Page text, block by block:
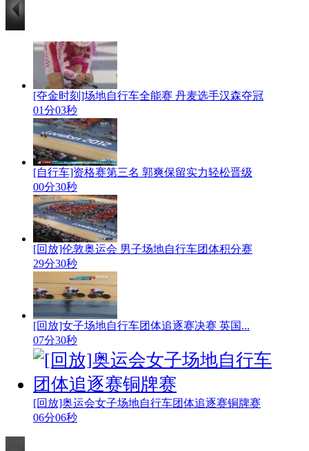
[夺金时刻]场地自行车全能赛 丹麦选手汉森夺冠
01分03秒
[自行车]资格赛第三名 郭爽保留实力轻松晋级
00分30秒
[回放]伦敦奥运会 男子场地自行车团体积分赛
29分30秒
[回放]女子场地自行车团体追逐赛决赛 英国...
07分30秒
[回放]奥运会女子场地自行车团体追逐赛铜牌赛
06分06秒